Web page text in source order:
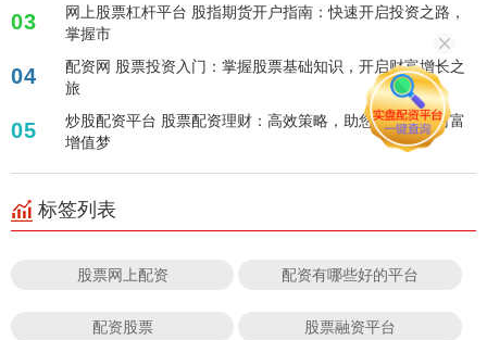
03
网上股票杠杆平台 股指期货开户指南：快速开启投资之路，
掌握市
04
配资网 股票投资入门：掌握股票基础知识，开启财富增长之
旅
05
炒股配资平台 股票配资理财：高效策略，助您轻松实现财富
增值梦
标签列表
股票网上配资 配资有哪些好的平台
配资股票 股票融资平台